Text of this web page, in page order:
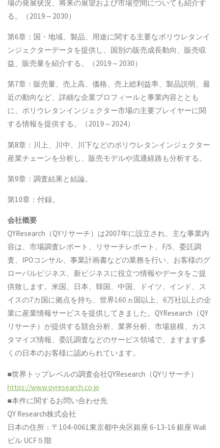
場の発展状況、将来の展望および市場空間についても紹介す
る。（2019～2030）
第6章：国・地域、製品、用途に関する主要なポリウレタンイ
ンジェクターデータを提供し、国別の販売成長動向、販売収
益、販売量を紹介する。（2019～2030）
第7章：販売量、売上高、価格、売上総利益率、製品説明、最
近の動向など、詳細な企業プロフィールと事業内容ととも
に、ポリウレタンインジェクター市場の主要プレイヤーに関
する情報を提供する。（2019～2024）
第8章：川上、川中、川下などのポリウレタンインジェクター
産業チェーンを分析し、販売モデルや流通経路も分析する。
第9章：調査結果と結論。
第10章：付録。
会社概要
QYResearch（QYリサーチ）は2007年に設立され、主な事業内
容は、市場調査レポート、リサーチレポート、F/S、委託調
査、IPOコンサル、事業計画書などの業務を行い、お客様のグ
ローバルビジネス、新ビジネスに役立つ情報やデータをご提
供致します。米国、日本、韓国、中国、ドイツ、インド、ス
イスの7カ国に拠点を持ち、世界160ヵ国以上、6万社以上の企
業に産業情報サービスを提供してきました。QYResearch（QY
リサーチ）が提供する競合分析、業界分析、市場規模、カス
タマイズ情報、委託調査などのサービス領域で、ますます多
くの日本のお客様に認められています。
■世界トップレベルの調査会社QYResearch（QYリサーチ）
https://www.qyresearch.co.jp
■本件に関するお問い合わせ先
QY Research株式会社
日本の住所：〒104-0061東京都中央区銀座 6-13-16 銀座 Wall
ビル UCF５階